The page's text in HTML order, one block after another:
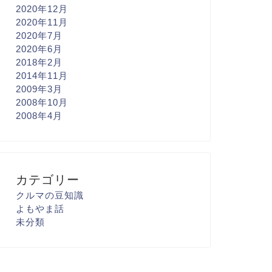
2020年12月
2020年11月
2020年7月
2020年6月
2018年2月
2014年11月
2009年3月
2008年10月
2008年4月
カテゴリー
クルマの豆知識
よもやま話
未分類